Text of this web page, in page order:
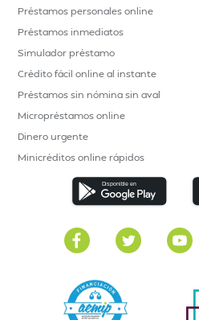
Préstamos personales online
Préstamos inmediatos
Simulador préstamo
Crédito fácil online al instante
Préstamos sin nómina sin aval
Micropréstamos online
Dinero urgente
Minicréditos online rápidos